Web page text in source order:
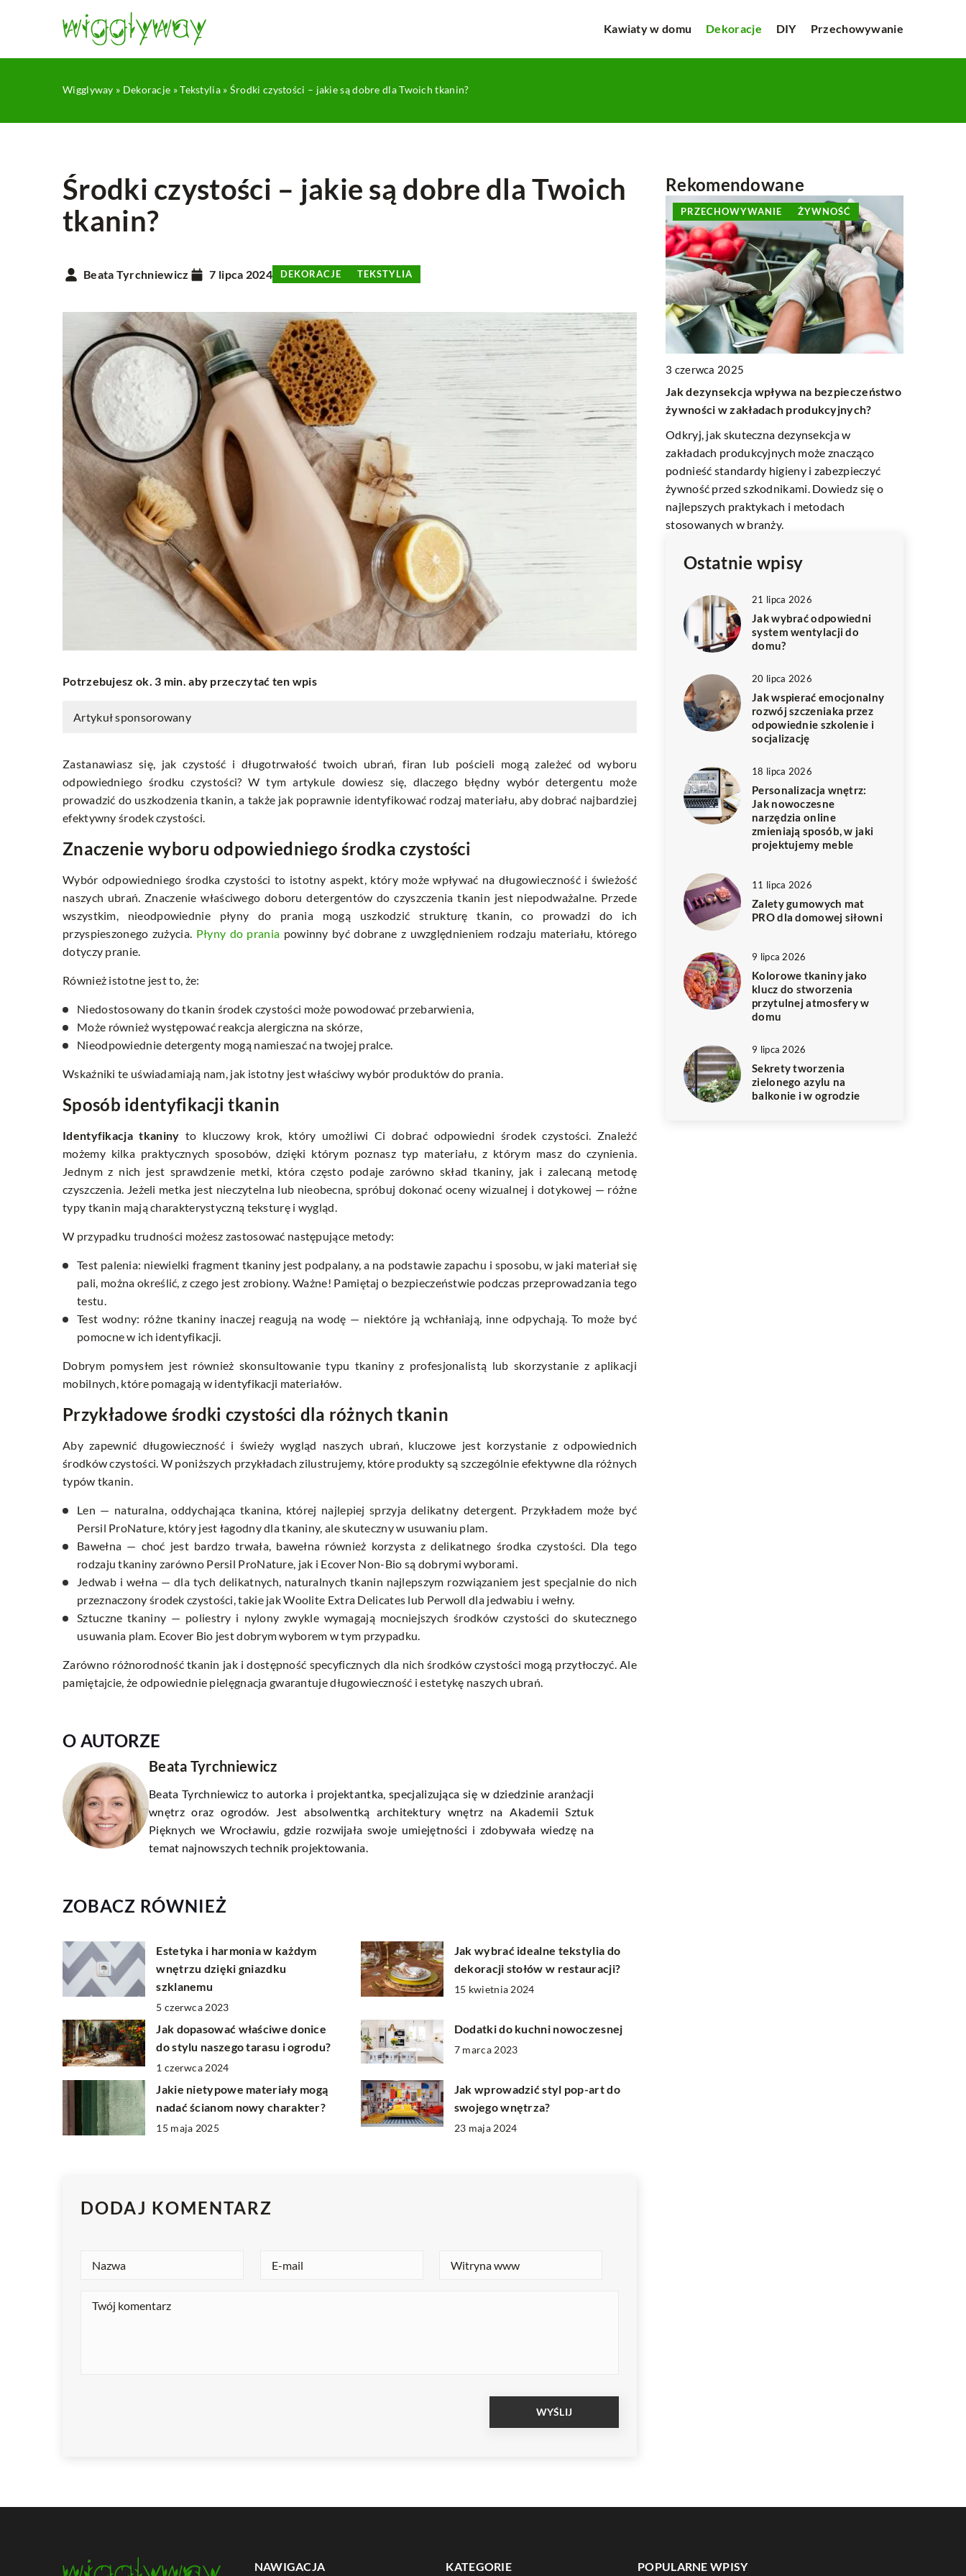
Kawiaty w domu Dekoracje DIY Przechowywanie
Wigglyway » Dekoracje »Tekstylia» Środki czystości – jakie są dobre dla Twoich tkanin?
Środki czystości – jakie są dobre dla Twoich
tkanin?
Beata Tyrchniewicz 7 lipca 2024 DEKORACJE TEKSTYLIA
Potrzebujesz ok. 3 min. aby przeczytać ten wpis
Artykuł sponsorowany
Zastanawiasz się, jak czystość i długotrwałość twoich ubrań, firan lub pościeli mogą zależeć od wyboru
odpowiedniego środku czystości? W tym artykule dowiesz się, dlaczego błędny wybór detergentu może
prowadzić do uszkodzenia tkanin, a także jak poprawnie identyfikować rodzaj materiału, aby dobrać najbardziej
efektywny środek czystości.
Znaczenie wyboru odpowiedniego środka czystości
Wybór odpowiedniego środka czystości to istotny aspekt, który może wpływać na długowieczność i świeżość
naszych ubrań. Znaczenie właściwego doboru detergentów do czyszczenia tkanin jest niepodważalne. Przede
wszystkim, nieodpowiednie płyny do prania mogą uszkodzić strukturę tkanin, co prowadzi do ich
przyspieszonego zużycia. Płyny do prania powinny być dobrane z uwzględnieniem rodzaju materiału, którego
dotyczy pranie.
Również istotne jest to, że:
Niedostosowany do tkanin środek czystości może powodować przebarwienia,
Może również występować reakcja alergiczna na skórze,
Nieodpowiednie detergenty mogą namieszać na twojej pralce.
Wskaźniki te uświadamiają nam, jak istotny jest właściwy wybór produktów do prania.
Sposób identyfikacji tkanin
Identyfikacja tkaniny to kluczowy krok, który umożliwi Ci dobrać odpowiedni środek czystości. Znaleźć
możemy kilka praktycznych sposobów, dzięki którym poznasz typ materiału, z którym masz do czynienia.
Jednym z nich jest sprawdzenie metki, która często podaje zarówno skład tkaniny, jak i zalecaną metodę
czyszczenia. Jeżeli metka jest nieczytelna lub nieobecna, spróbuj dokonać oceny wizualnej i dotykowej — różne
typy tkanin mają charakterystyczną teksturę i wygląd.
W przypadku trudności możesz zastosować następujące metody:
Test palenia: niewielki fragment tkaniny jest podpalany, a na podstawie zapachu i sposobu, w jaki materiał się
pali, można określić, z czego jest zrobiony. Ważne! Pamiętaj o bezpieczeństwie podczas przeprowadzania tego
testu.
Test wodny: różne tkaniny inaczej reagują na wodę — niektóre ją wchłaniają, inne odpychają. To może być
pomocne w ich identyfikacji.
Dobrym pomysłem jest również skonsultowanie typu tkaniny z profesjonalistą lub skorzystanie z aplikacji
mobilnych, które pomagają w identyfikacji materiałów.
Przykładowe środki czystości dla różnych tkanin
Aby zapewnić długowieczność i świeży wygląd naszych ubrań, kluczowe jest korzystanie z odpowiednich
środków czystości. W poniższych przykładach zilustrujemy, które produkty są szczególnie efektywne dla różnych
typów tkanin.
Len — naturalna, oddychająca tkanina, której najlepiej sprzyja delikatny detergent. Przykładem może być
Persil ProNature, który jest łagodny dla tkaniny, ale skuteczny w usuwaniu plam.
Bawełna — choć jest bardzo trwała, bawełna również korzysta z delikatnego środka czystości. Dla tego
rodzaju tkaniny zarówno Persil ProNature, jak i Ecover Non-Bio są dobrymi wyborami.
Jedwab i wełna — dla tych delikatnych, naturalnych tkanin najlepszym rozwiązaniem jest specjalnie do nich
przeznaczony środek czystości, takie jak Woolite Extra Delicates lub Perwoll dla jedwabiu i wełny.
Sztuczne tkaniny — poliestry i nylony zwykle wymagają mocniejszych środków czystości do skutecznego
usuwania plam. Ecover Bio jest dobrym wyborem w tym przypadku.
Zarówno różnorodność tkanin jak i dostępność specyficznych dla nich środków czystości mogą przytłoczyć. Ale
pamiętajcie, że odpowiednie pielęgnacja gwarantuje długowieczność i estetykę naszych ubrań.
O AUTORZE
Beata Tyrchniewicz
Beata Tyrchniewicz to autorka i projektantka, specjalizująca się w dziedzinie aranżacji
wnętrz oraz ogrodów. Jest absolwentką architektury wnętrz na Akademii Sztuk
Pięknych we Wrocławiu, gdzie rozwijała swoje umiejętności i zdobywała wiedzę na
temat najnowszych technik projektowania.
ZOBACZ RÓWNIEŻ
Estetyka i harmonia w każdym
wnętrzu dzięki gniazdku
szklanemu
5 czerwca 2023
Jak wybrać idealne tekstylia do
dekoracji stołów w restauracji?
15 kwietnia 2024
Jak dopasować właściwe donice
do stylu naszego tarasu i ogrodu?
1 czerwca 2024
Dodatki do kuchni nowoczesnej
7 marca 2023
Jakie nietypowe materiały mogą
nadać ścianom nowy charakter?
15 maja 2025
Jak wprowadzić styl pop-art do
swojego wnętrza?
23 maja 2024
DODAJ KOMENTARZ
Rekomendowane
2 maja 2025
Jak wybrać idealne rośliny do zacienionego
balkonu?
Odkryj, jakie rośliny najlepiej sprawdzą się na
Twoim zacienionym balkonie i jak je
pielęgnować, by zdobiły przestrzeń przez cały
sezon.
13 maja 2026
Jak wybrać idealny kosz plastikowy do
Odkryj, na co zwrócić uwagę przy wyborze
kosza plastikowego do domu. Dowiedz się,
jakie cechy są kluczowe dla funkcjonalności i
estetyki, aby dopasować kosz do Twoich
PRZECHOWYWANIE ŻYWNOŚĆ
3 czerwca 2025
Jak dezynsekcja wpływa na bezpieczeństwo
żywności w zakładach produkcyjnych?
Odkryj, jak skuteczna dezynsekcja w
zakładach produkcyjnych może znacząco
podnieść standardy higieny i zabezpieczyć
żywność przed szkodnikami. Dowiedz się o
najlepszych praktykach i metodach
stosowanych w branży.
Ostatnie wpisy
21 lipca 2026
Jak wybrać odpowiedni
system wentylacji do
domu?
20 lipca 2026
Jak wspierać emocjonalny
rozwój szczeniaka przez
odpowiednie szkolenie i
socjalizację
18 lipca 2026
Personalizacja wnętrz:
Jak nowoczesne
narzędzia online
zmieniają sposób, w jaki
projektujemy meble
11 lipca 2026
Zalety gumowych mat
PRO dla domowej siłowni
9 lipca 2026
Kolorowe tkaniny jako
klucz do stworzenia
przytulnej atmosfery w
domu
9 lipca 2026
Sekrety tworzenia
zielonego azylu na
balkonie i w ogrodzie
NAWIGACJA KATEGORIE POPULARNE WPISY